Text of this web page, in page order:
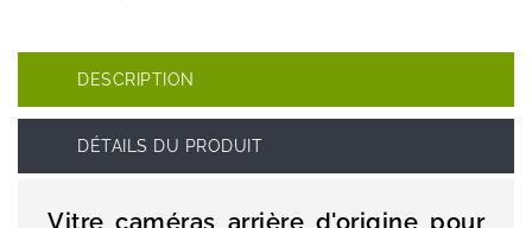
DESCRIPTION
DÉTAILS DU PRODUIT